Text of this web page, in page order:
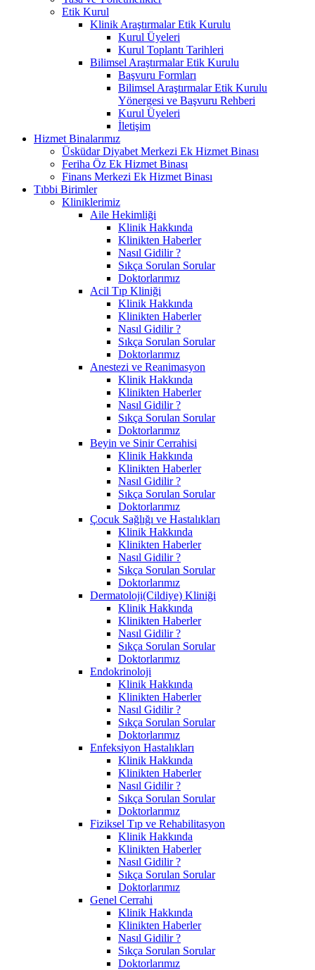
Etik Kurul
Klinik Araştırmalar Etik Kurulu
Kurul Üyeleri
Kurul Toplantı Tarihleri
Bilimsel Araştırmalar Etik Kurulu
Başvuru Formları
Bilimsel Araştırmalar Etik Kurulu
Yönergesi ve Başvuru Rehberi
Kurul Üyeleri
İletişim
Hizmet Binalarımız
Üsküdar Diyabet Merkezi Ek Hizmet Binası
Feriha Öz Ek Hizmet Binası
Finans Merkezi Ek Hizmet Binası
Tıbbi Birimler
Kliniklerimiz
Aile Hekimliği
Klinik Hakkında
Klinikten Haberler
Nasıl Gidilir ?
Sıkça Sorulan Sorular
Doktorlarımız
Acil Tıp Kliniği
Klinik Hakkında
Klinikten Haberler
Nasıl Gidilir ?
Sıkça Sorulan Sorular
Doktorlarımız
Anestezi ve Reanimasyon
Klinik Hakkında
Klinikten Haberler
Nasıl Gidilir ?
Sıkça Sorulan Sorular
Doktorlarımız
Beyin ve Sinir Cerrahisi
Klinik Hakkında
Klinikten Haberler
Nasıl Gidilir ?
Sıkça Sorulan Sorular
Doktorlarımız
Çocuk Sağlığı ve Hastalıkları
Klinik Hakkında
Klinikten Haberler
Nasıl Gidilir ?
Sıkça Sorulan Sorular
Doktorlarımız
Dermatoloji(Cildiye) Kliniği
Klinik Hakkında
Klinikten Haberler
Nasıl Gidilir ?
Sıkça Sorulan Sorular
Doktorlarımız
Endokrinoloji
Klinik Hakkında
Klinikten Haberler
Nasıl Gidilir ?
Sıkça Sorulan Sorular
Doktorlarımız
Enfeksiyon Hastalıkları
Klinik Hakkında
Klinikten Haberler
Nasıl Gidilir ?
Sıkça Sorulan Sorular
Doktorlarımız
Fiziksel Tıp ve Rehabilitasyon
Klinik Hakkında
Klinikten Haberler
Nasıl Gidilir ?
Sıkça Sorulan Sorular
Doktorlarımız
Genel Cerrahi
Klinik Hakkında
Klinikten Haberler
Nasıl Gidilir ?
Sıkça Sorulan Sorular
Doktorlarımız